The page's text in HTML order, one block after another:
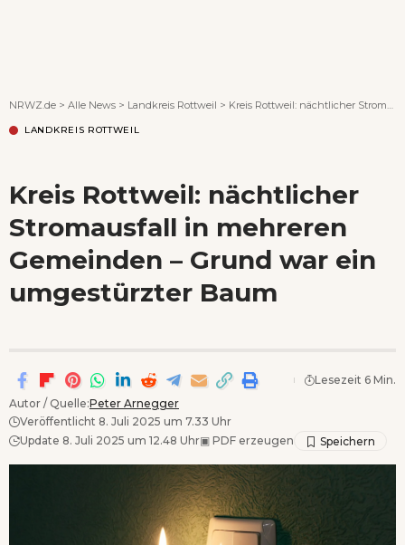
NRWZ.de > Alle News > Landkreis Rottweil > Kreis Rottweil: nächtlicher Stromausfall in mehreren Gemeinden – Grund war ein umgestürzter Baum
LANDKREIS ROTTWEIL
Kreis Rottweil: nächtlicher
Stromausfall in mehreren
Gemeinden – Grund war ein
umgestürzter Baum
Autor / Quelle:Peter Arnegger
Veröffentlicht 8. Juli 2025 um 7.33 Uhr
Update 8. Juli 2025 um 12.48 Uhr▣ PDF erzeugen
Lesezeit 6 Min.